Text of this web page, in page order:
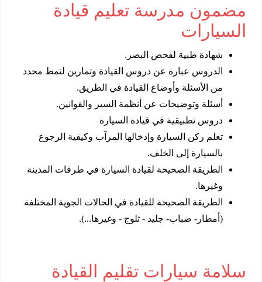
مضمون مدرسة تعليم قيادة
السيارات
شهادة طبية لفحص البصر.
الدروس عبارة عن دروس القيادة وتمارين لنمط محدد
من الأسئلة وأوضاع القيادة في الطريق.
أسئلة وتوضيحات عن أنظمة السير والقوانين.
دروس تطبيقية في قيادة السيارة
تعلم ركن السيارة وإدخالها المرآب وكيفية الرجوع
بالسيارة إلى الخلف.
الطريقة الصحيحة لقيادة السيارة في طرقات المدينة
وغيرها.
الطريقة الصحيحة للقيادة في الحالات الجوية المختلفة
(أمطار- ضباب- جليد - ثلوج - وغيرها...).
سلامة سيارات تقليم القيادة